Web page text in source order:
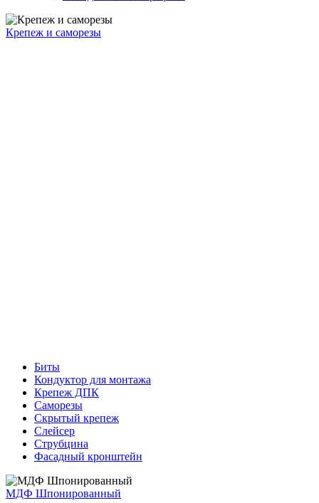
Крепеж и саморезы
Биты
Кондуктор для монтажа
Крепеж ДПК
Саморезы
Скрытый крепеж
Слейсер
Струбцина
Фасадный кронштейн
МДФ Шпонированный